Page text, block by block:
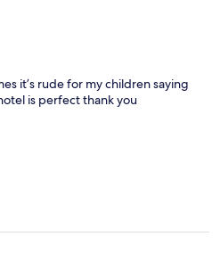
it’s rude for my children saying
is perfect thank you